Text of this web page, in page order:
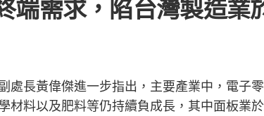
端需求，陷台灣製造業
處長黃偉傑進一步指出，主要產業中，電子
材料以及肥料等仍持續負成長，其中面板業